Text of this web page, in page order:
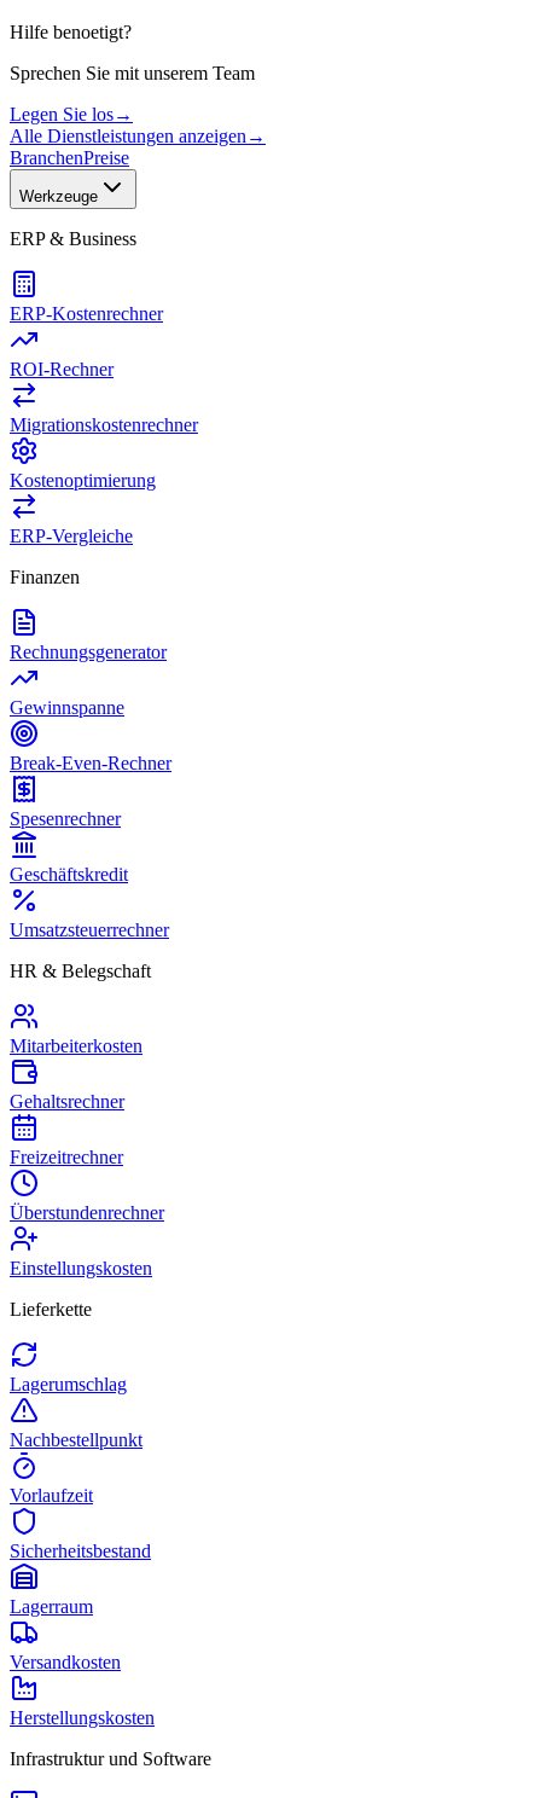
Hilfe benoetigt?
Sprechen Sie mit unserem Team
Legen Sie los→
Alle Dienstleistungen anzeigen →
BranchenPreise
Werkzeuge
ERP & Business
ERP-Kostenrechner
ROI-Rechner
Migrationskostenrechner
Kostenoptimierung
ERP-Vergleiche
Finanzen
Rechnungsgenerator
Gewinnspanne
Break-Even-Rechner
Spesenrechner
Geschäftskredit
Umsatzsteuerrechner
HR & Belegschaft
Mitarbeiterkosten
Gehaltsrechner
Freizeitrechner
Überstundenrechner
Einstellungskosten
Lieferkette
Lagerumschlag
Nachbestellpunkt
Vorlaufzeit
Sicherheitsbestand
Lagerraum
Versandkosten
Herstellungskosten
Infrastruktur und Software